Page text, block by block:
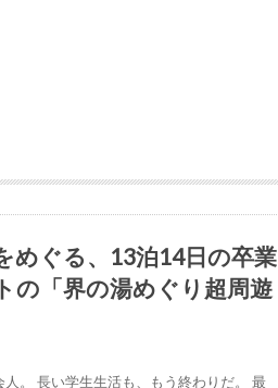
めぐる、13泊14日の卒業
の「界の湯めぐり超周遊
。 長い学生生活も、もう終わりだ。 最